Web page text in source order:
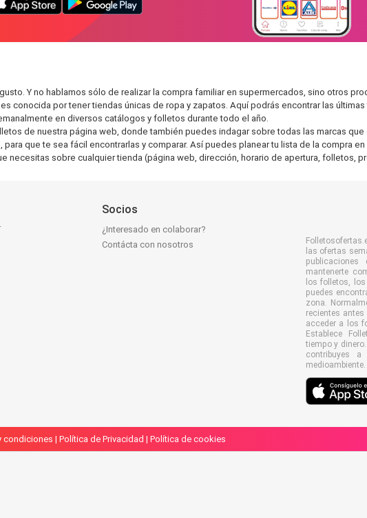
Y no hablamos sólo de realizar la compra familiar en supermercados, sino otros
conocida por tener tiendas únicas de ropa y zapatos. Aquí podrás encontrar las
en diversos catálogos y folletos durante todo el año.
de nuestra página web, donde también puedes indagar sobre todas las marcas
que te sea fácil encontrarlas y comparar. Así puedes planear tu lista de la compra
necesitas sobre cualquier tienda (página web, dirección, horario de apertura, folletos,
Socios
¿Interesado en colaborar?
Contácta con nosotros
las ofertas
mantenerte
los folletos,
puedes
zona.
recientes
acceder a los
Establece
tiempo y
contribuyes
medioambiente.
condiciones | Política de Privacidad | Política de cookies